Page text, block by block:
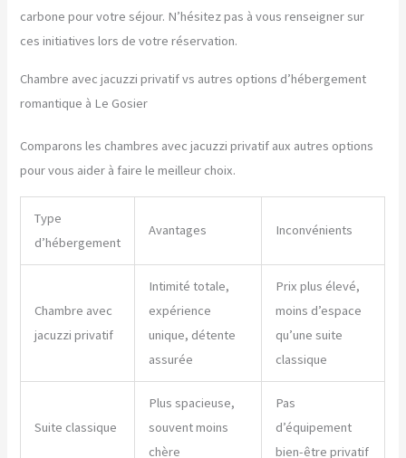
carbone pour votre séjour. N’hésitez pas à vous renseigner sur
ces initiatives lors de votre réservation.
Chambre avec jacuzzi privatif vs autres options d’hébergement
romantique à Le Gosier
Comparons les chambres avec jacuzzi privatif aux autres options
pour vous aider à faire le meilleur choix.
Type
d’hébergement
Avantages Inconvénients
Chambre avec
jacuzzi privatif
Intimité totale,
expérience
unique, détente
assurée
Prix plus élevé,
moins d’espace
qu’une suite
classique
Suite classique
Plus spacieuse,
souvent moins
chère
Pas
d’équipement
bien-être privatif